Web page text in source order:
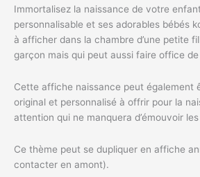
Immortalisez la naissance de votre
personnalisable et ses adorables bébés
à afficher dans la chambre d’une petite
garçon mais qui peut aussi faire office
Cette affiche naissance peut également
original et personnalisé à offrir pour la
attention qui ne manquera d’émouvoir
Ce thème peut se dupliquer en affiche
contacter en amont).